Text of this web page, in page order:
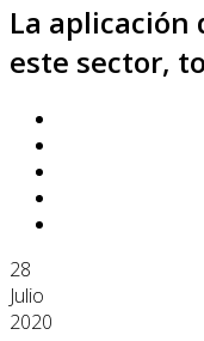
La
este sector,
28
Julio
2020